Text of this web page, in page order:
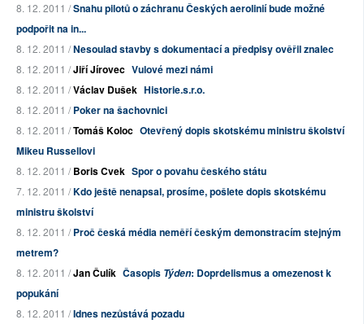
8. 12. 2011 /Snahu pilotů o záchranu Českých aerolinií bude možné
podpořit na in...
8. 12. 2011 /Nesoulad stavby s dokumentací a předpisy ověřil znalec
8. 12. 2011 /Jiří Jírovec Vulové mezi námi
8. 12. 2011 /Václav Dušek Historie.s.r.o.
8. 12. 2011 /Poker na šachovnici
8. 12. 2011 /Tomáš Koloc Otevřený dopis skotskému ministru školství
Mikeu Russellovi
8. 12. 2011 /Boris Cvek Spor o povahu českého státu
7. 12. 2011 /Kdo ještě nenapsal, prosíme, pošlete dopis skotskému
ministru školství
8. 12. 2011 /Proč česká média neměří českým demonstracím stejným
metrem?
8. 12. 2011 /Jan Čulík Časopis Týden: Doprdelismus a omezenost k
popukání
8. 12. 2011 /Idnes nezůstává pozadu